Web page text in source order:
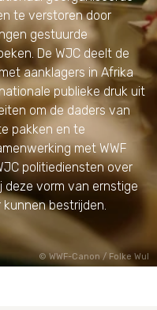
WWF-Canon / Folke Wul
te verstoren door
gestuurde
De WJC deelt de
aanklagers in Afrika
publieke druk uit
om de daders van
pakken en te
met WWF
politiediensten over
deze vorm van ernstige
bestrijden.